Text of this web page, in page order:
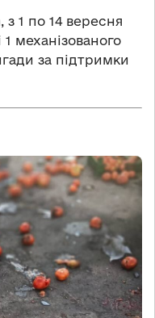
1 по 14 вересня
1 механізованого
за підтримки